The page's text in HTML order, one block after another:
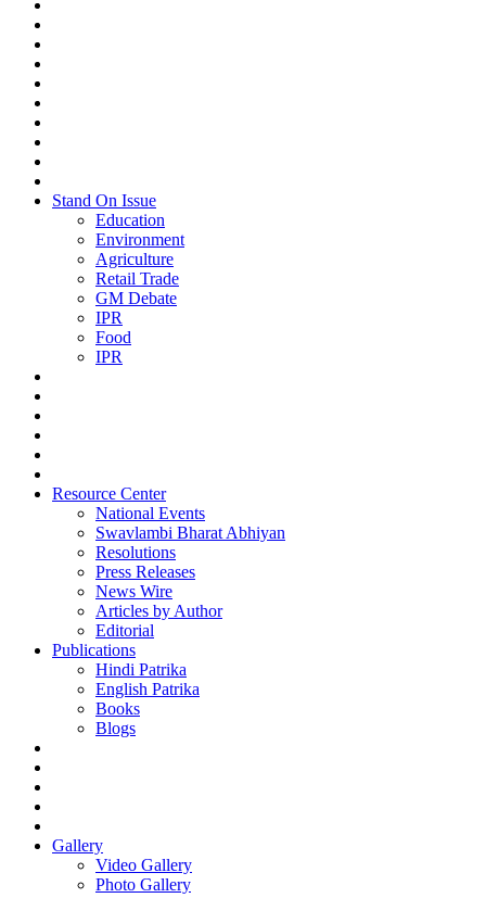
Stand On Issue
Education
Environment
Agriculture
Retail Trade
GM Debate
IPR
Food
IPR
Resource Center
National Events
Swavlambi Bharat Abhiyan
Resolutions
Press Releases
News Wire
Articles by Author
Editorial
Publications
Hindi Patrika
English Patrika
Books
Blogs
Gallery
Video Gallery
Photo Gallery